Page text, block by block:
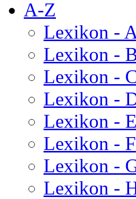
A-Z
Lexikon -
Lexikon -
Lexikon -
Lexikon -
Lexikon - E
Lexikon - F
Lexikon -
Lexikon -